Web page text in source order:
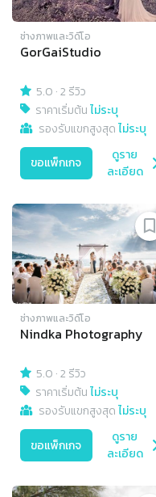
ช่างภาพและวิดีโอ
GorGaiStudio
5.0 ·2 รีวิว
ราคาเริ่มต้นไม่ระบุ
รองรับแขกสูงสุดไม่ระบุ
ขอแพ็กเกจ
ดูราย
ละเอียด
ช่างภาพและวิดีโอ
Nindka Photography
5.0 ·2 รีวิว
ราคาเริ่มต้นไม่ระบุ
รองรับแขกสูงสุดไม่ระบุ
ขอแพ็กเกจ
ดูราย
ละเอียด